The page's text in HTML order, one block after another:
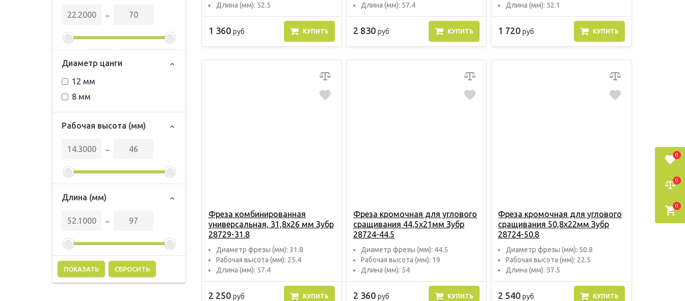
‒
Диаметр цанги
12 мм
8 мм
Рабочая высота (мм)
‒
Длина (мм)
‒
СБРОСИТЬ
Длина (мм): 52.5
1 360 руб КУПИТЬ
Длина (мм): 57.4
2 830 руб КУПИТЬ
Длина (мм): 52.1
1 720руб КУПИТЬ
Фреза комбинированная
универсальная, 31,8х26 мм Зубр
28729-31.8
Диаметр фрезы (мм): 31.8
Рабочая высота (мм): 25.4
Длина (мм): 57.4
2 250 руб КУПИТЬ
Фреза кромочная для углового
сращивания 44,5х21мм Зубр
28724-44.5
Диаметр фрезы (мм): 44.5
Рабочая высота (мм): 19
Длина (мм): 54
2 360 руб КУПИТЬ
Фреза кромочная для углового
сращивания 50,8х22мм Зубр
28724-50.8
Диаметр фрезы (мм): 50.8
Рабочая высота (мм): 22.5
Длина (мм): 57.5
2 540руб КУПИТЬ
0
0
0